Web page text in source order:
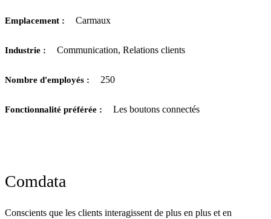
Emplacement : Carmaux
Industrie : Communication, Relations clients
Nombre d'employés : 250
Fonctionnalité préférée : Les boutons connectés
Comdata
Conscients que les clients interagissent de plus en plus et en